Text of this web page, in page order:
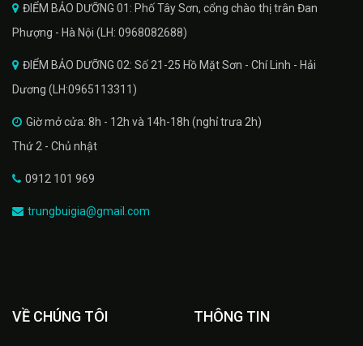
ĐIỂM BẢO DƯỠNG 01: Phố Tây Sơn, cổng chào thị trân Đan
Phượng - Hà Nội (LH: 0968082688)
ĐIỂM BẢO DƯỠNG 02: Số 21-25 Hồ Mặt Sơn - Chí Linh - Hải
Dương (LH:0965113311)
Giờ mở cửa: 8h - 12h và 14h-18h (nghỉ trưa 2h)
Thứ 2 - Chủ nhật
0912 101 969
trungbuigia@gmail.com
VỀ CHÚNG TÔI THÔNG TIN